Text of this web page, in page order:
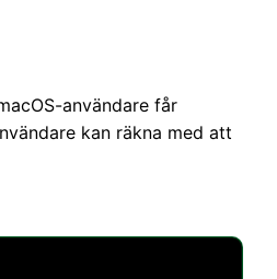
användare får
kan räkna med att